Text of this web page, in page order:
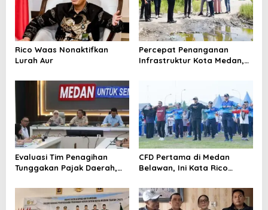
o
s
Rico Waas Nonaktifkan
Lurah Aur
Percepat Penanganan
Infrastruktur Kota Medan,
Evaluasi Tim Penagihan
Tunggakan Pajak Daerah,
Tagih Rp 1,4 M pada Juli
2026
CFD Pertama di Medan
Belawan, Ini Kata Rico